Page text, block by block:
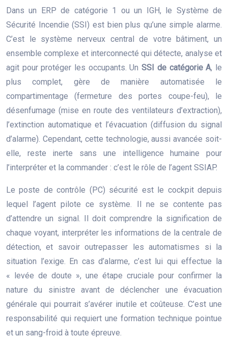
Dans un ERP de catégorie 1 ou un IGH, le Système de
Sécurité Incendie (SSI) est bien plus qu’une simple alarme.
C’est le système nerveux central de votre bâtiment, un
ensemble complexe et interconnecté qui détecte, analyse et
agit pour protéger les occupants. UnSSI de catégorie A, le
plus complet, gère de manière automatisée le
compartimentage (fermeture des portes coupe-feu), le
désenfumage (mise en route des ventilateurs d’extraction),
l’extinction automatique et l’évacuation (diffusion du signal
d’alarme). Cependant, cette technologie, aussi avancée soit-
elle, reste inerte sans une intelligence humaine pour
l’interpréter et la commander : c’est le rôle de l’agent SSIAP.
Le poste de contrôle (PC) sécurité est le cockpit depuis
lequel l’agent pilote ce système. Il ne se contente pas
d’attendre un signal. Il doit comprendre la signification de
chaque voyant, interpréter les informations de la centrale de
détection, et savoir outrepasser les automatismes si la
situation l’exige. En cas d’alarme, c’est lui qui effectue la
« levée de doute », une étape cruciale pour confirmer la
nature du sinistre avant de déclencher une évacuation
générale qui pourrait s’avérer inutile et coûteuse. C’est une
responsabilité qui requiert une formation technique pointue
et un sang-froid à toute épreuve.